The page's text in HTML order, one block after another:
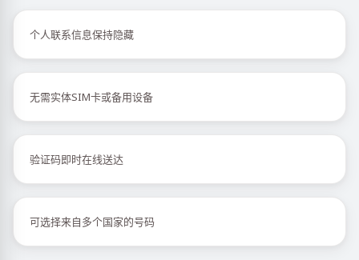
个人联系信息保持隐藏
无需实体SIM卡或备用设备
验证码即时在线送达
可选择来自多个国家的号码